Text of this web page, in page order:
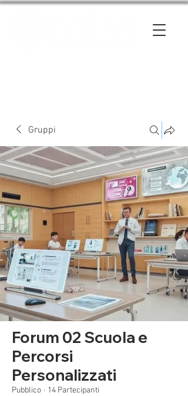
Gruppi
Forum 02 Scuola e
Percorsi
Personalizzati
Pubblico · 14 Partecipanti